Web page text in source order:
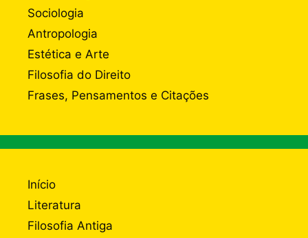
Sociologia
Antropologia
Estética e Arte
Filosofia do Direito
Frases, Pensamentos e Citações
Início
Literatura
Filosofia Antiga